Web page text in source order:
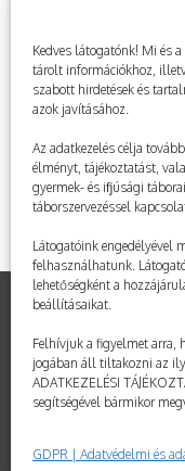
Kedves látogatónk! Mi és
tárolt információkhoz,
szabott hirdetések és
azok javításához.
Az adatkezelés célja
élményt, tájékoztatást,
gyermek- és ifjúsági
táborszervezéssel
Látogatóink engedélyével
felhasználhatunk.
lehetőségként a
beállításaikat.
Felhívjuk a figyelmet arra,
jogában áll tiltakozni az
ADATKEZELÉSI
segítségével bármikor
GDPR | Adatvédelmi és
©
GDPR |